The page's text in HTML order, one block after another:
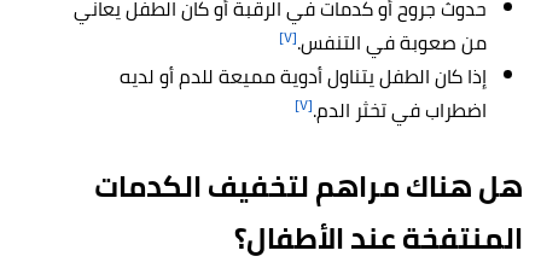
حدوث جروح أو كدمات في الرقبة أو كان الطفل يعاني
من صعوبة في التنفس.[٧]
إذا كان الطفل يتناول أدوية مميعة للدم أو لديه
اضطراب في تخثر الدم.[٧]
هل هناك مراهم لتخفيف الكدمات
المنتفخة عند الأطفال؟